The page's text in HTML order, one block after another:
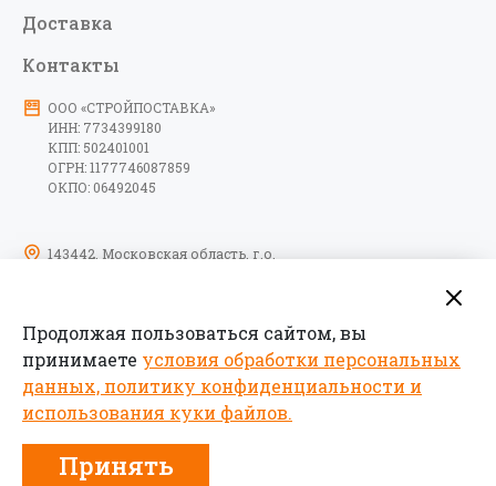
Доставка
Контакты
ООО «СТРОЙПОСТАВКА»
ИНН: 7734399180
КПП: 502401001
ОГРН: 1177746087859
ОКПО: 06492045
143442, Московская область, г.о.
09:00-18:00 пн-пт
Продолжая пользоваться сайтом, вы
принимаете условия обработки персональных
данных, политику конфиденциальности и
использования куки файлов.
Принять